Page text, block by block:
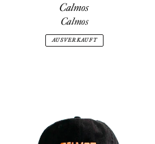
Calmos
Calmos
AUSVERKAUFT